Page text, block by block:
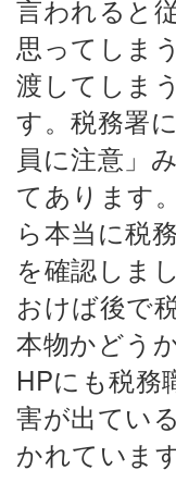
言われると
思ってしま
渡してしま
す。税務署
員に注意」
てあります。
ら本当に税
を確認しま
おけば後で
本物かどう
HPにも税務
害が出てい
かれています